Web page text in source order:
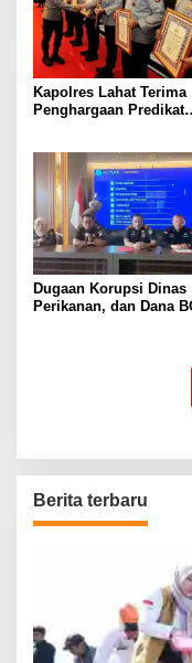
Kapolres Lahat Terima
Penghargaan Predikat
Dugaan Korupsi Dinas
Perikanan, dan Dana
Berita terbaru